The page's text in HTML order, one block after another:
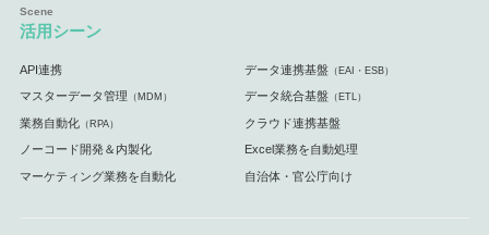
活用シーン
API連携 データ連携基盤 （EAI・ESB）
マスターデータ管理 （MDM） データ統合基盤 （ETL）
業務自動化（RPA） クラウド連携基盤
ノーコード開発＆内製化 Excel業務を自動処理
マーケティング業務を自動化 自治体・官公庁向け